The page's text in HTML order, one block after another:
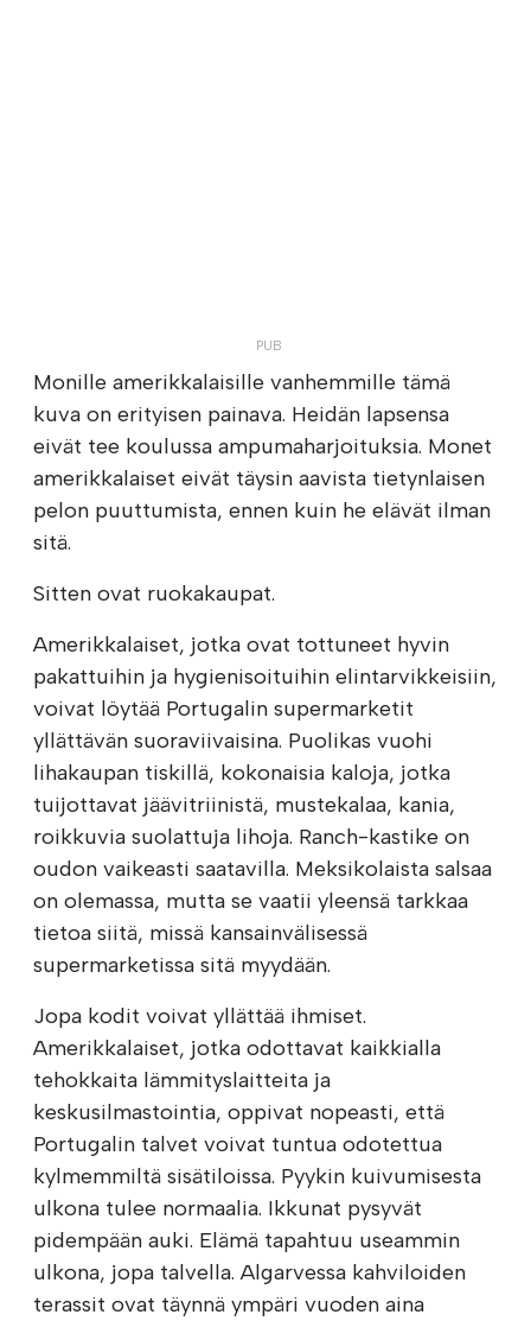
Monille amerikkalaisille vanhemmille tämä
kuva on erityisen painava. Heidän lapsensa
eivät tee koulussa ampumaharjoituksia. Monet
amerikkalaiset eivät täysin aavista tietynlaisen
pelon puuttumista, ennen kuin he elävät ilman
sitä.
Sitten ovat ruokakaupat.
Amerikkalaiset, jotka ovat tottuneet hyvin
pakattuihin ja hygienisoituihin elintarvikkeisiin,
voivat löytää Portugalin supermarketit
yllättävän suoraviivaisina. Puolikas vuohi
lihakaupan tiskillä, kokonaisia kaloja, jotka
tuijottavat jäävitriinistä, mustekalaa, kania,
roikkuvia suolattuja lihoja. Ranch-kastike on
oudon vaikeasti saatavilla. Meksikolaista salsaa
on olemassa, mutta se vaatii yleensä tarkkaa
tietoa siitä, missä kansainvälisessä
supermarketissa sitä myydään.
Jopa kodit voivat yllättää ihmiset.
Amerikkalaiset, jotka odottavat kaikkialla
tehokkaita lämmityslaitteita ja
keskusilmastointia, oppivat nopeasti, että
Portugalin talvet voivat tuntua odotettua
kylmemmiltä sisätiloissa. Pyykin kuivumisesta
ulkona tulee normaalia. Ikkunat pysyvät
pidempään auki. Elämä tapahtuu useammin
ulkona, jopa talvella. Algarvessa kahviloiden
terassit ovat täynnä ympäri vuoden aina